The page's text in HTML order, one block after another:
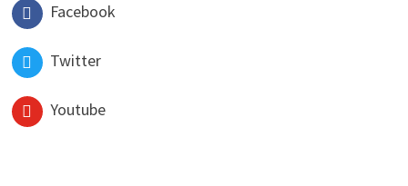
Facebook
Twitter
Youtube